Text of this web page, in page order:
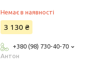
Немає в наявності
3 130 ₴
+380 (98) 730-40-70
Антон